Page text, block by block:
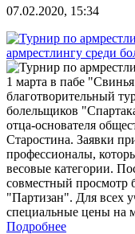
07.02.2020, 15:34
армрестлингу среди
1 марта в пабе
благотворительный
болельщиков
отца-основателя
Старостина. Заявки
профессионалы,
весовые категории.
совместный просмотр
"Партизан". Для всех
специальные цены на
Подробнее